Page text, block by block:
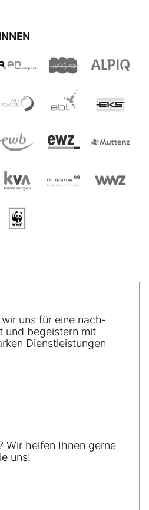
uns für eine nach­
und begeistern mit
Dienstleistungen
Wir helfen Ihnen gerne
uns!